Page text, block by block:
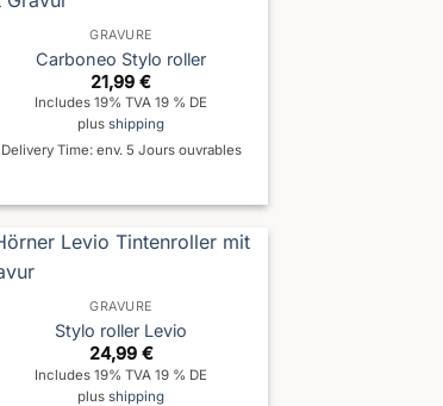
GRAVURE
Carboneo Stylo roller
21,99€
Includes 19% TVA 19 % DE
plusshipping
Delivery Time: env. 5 Jours ouvrables
GRAVURE
Stylo roller Levio
24,99 €
Includes 19% TVA 19 % DE
plusshipping